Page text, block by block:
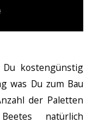
kostengünstig
was Du zum Bau
der Paletten
natürlich